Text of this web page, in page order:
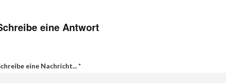
eine Antwort
eine Nachricht...*